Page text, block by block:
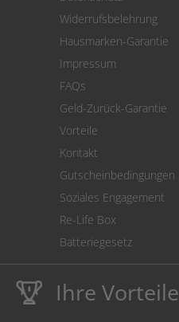
Cookie Einstellungen
Widerrufsbelehrung
Hausmarken-Garantie
Impressum
FAQs
Geld-Zurück-Garantie
Vorteile
Kontakt
Gutscheinbedingungen
Soziales Engagement
Re-Life Box
Batteriegesetz
Ihre Vorteile